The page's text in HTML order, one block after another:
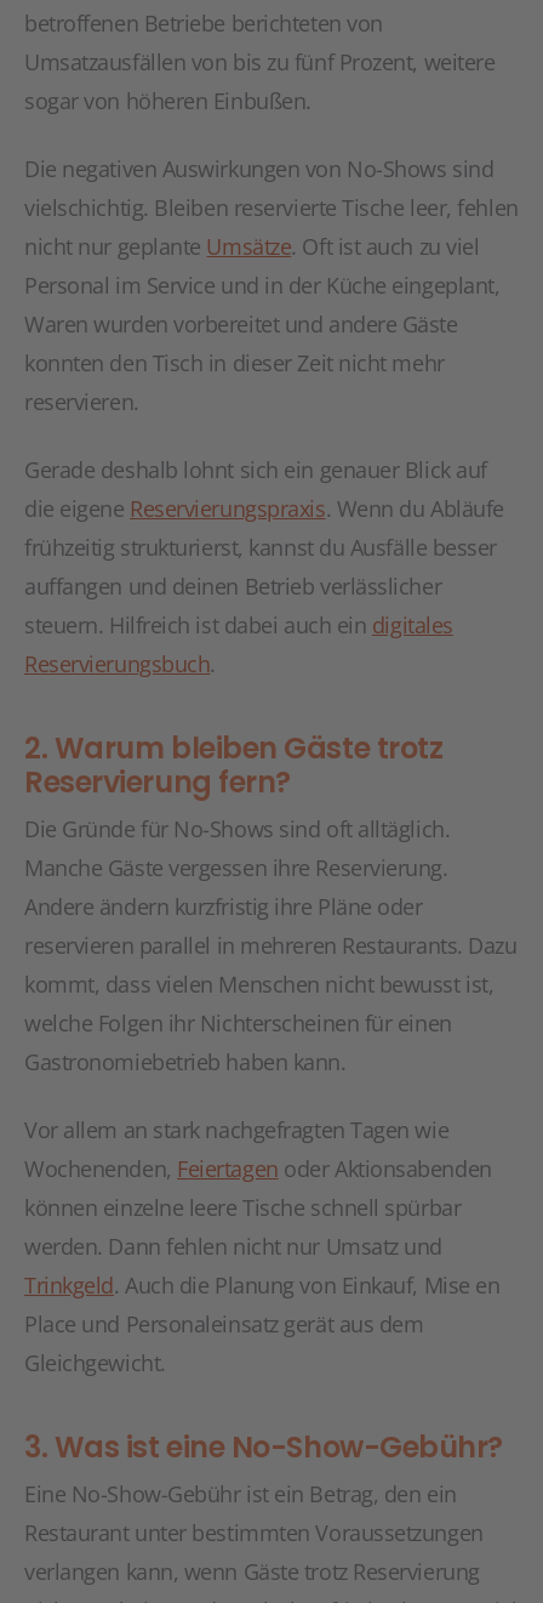
betroffenen Betriebe berichteten von
Umsatzausfällen von bis zu fünf Prozent, weitere
sogar von höheren Einbußen.
Die negativen Auswirkungen von No-Shows sind
vielschichtig. Bleiben reservierte Tische leer, fehlen
nicht nur geplante Umsätze. Oft ist auch zu viel
Personal im Service und in der Küche eingeplant,
Waren wurden vorbereitet und andere Gäste
konnten den Tisch in dieser Zeit nicht mehr
reservieren.
Gerade deshalb lohnt sich ein genauer Blick auf
die eigene Reservierungspraxis. Wenn du Abläufe
frühzeitig strukturierst, kannst du Ausfälle besser
auffangen und deinen Betrieb verlässlicher
steuern. Hilfreich ist dabei auch ein digitales
Reservierungsbuch.
2. Warum bleiben Gäste trotz
Reservierung fern?
Die Gründe für No-Shows sind oft alltäglich.
Manche Gäste vergessen ihre Reservierung.
Andere ändern kurzfristig ihre Pläne oder
reservieren parallel in mehreren Restaurants. Dazu
kommt, dass vielen Menschen nicht bewusst ist,
welche Folgen ihr Nichterscheinen für einen
Gastronomiebetrieb haben kann.
Vor allem an stark nachgefragten Tagen wie
Wochenenden, Feiertagen oder Aktionsabenden
können einzelne leere Tische schnell spürbar
werden. Dann fehlen nicht nur Umsatz und
Trinkgeld. Auch die Planung von Einkauf, Mise en
Place und Personaleinsatz gerät aus dem
Gleichgewicht.
3. Was ist eine No-Show-Gebühr?
Eine No-Show-Gebühr ist ein Betrag, den ein
Restaurant unter bestimmten Voraussetzungen
verlangen kann, wenn Gäste trotz Reservierung